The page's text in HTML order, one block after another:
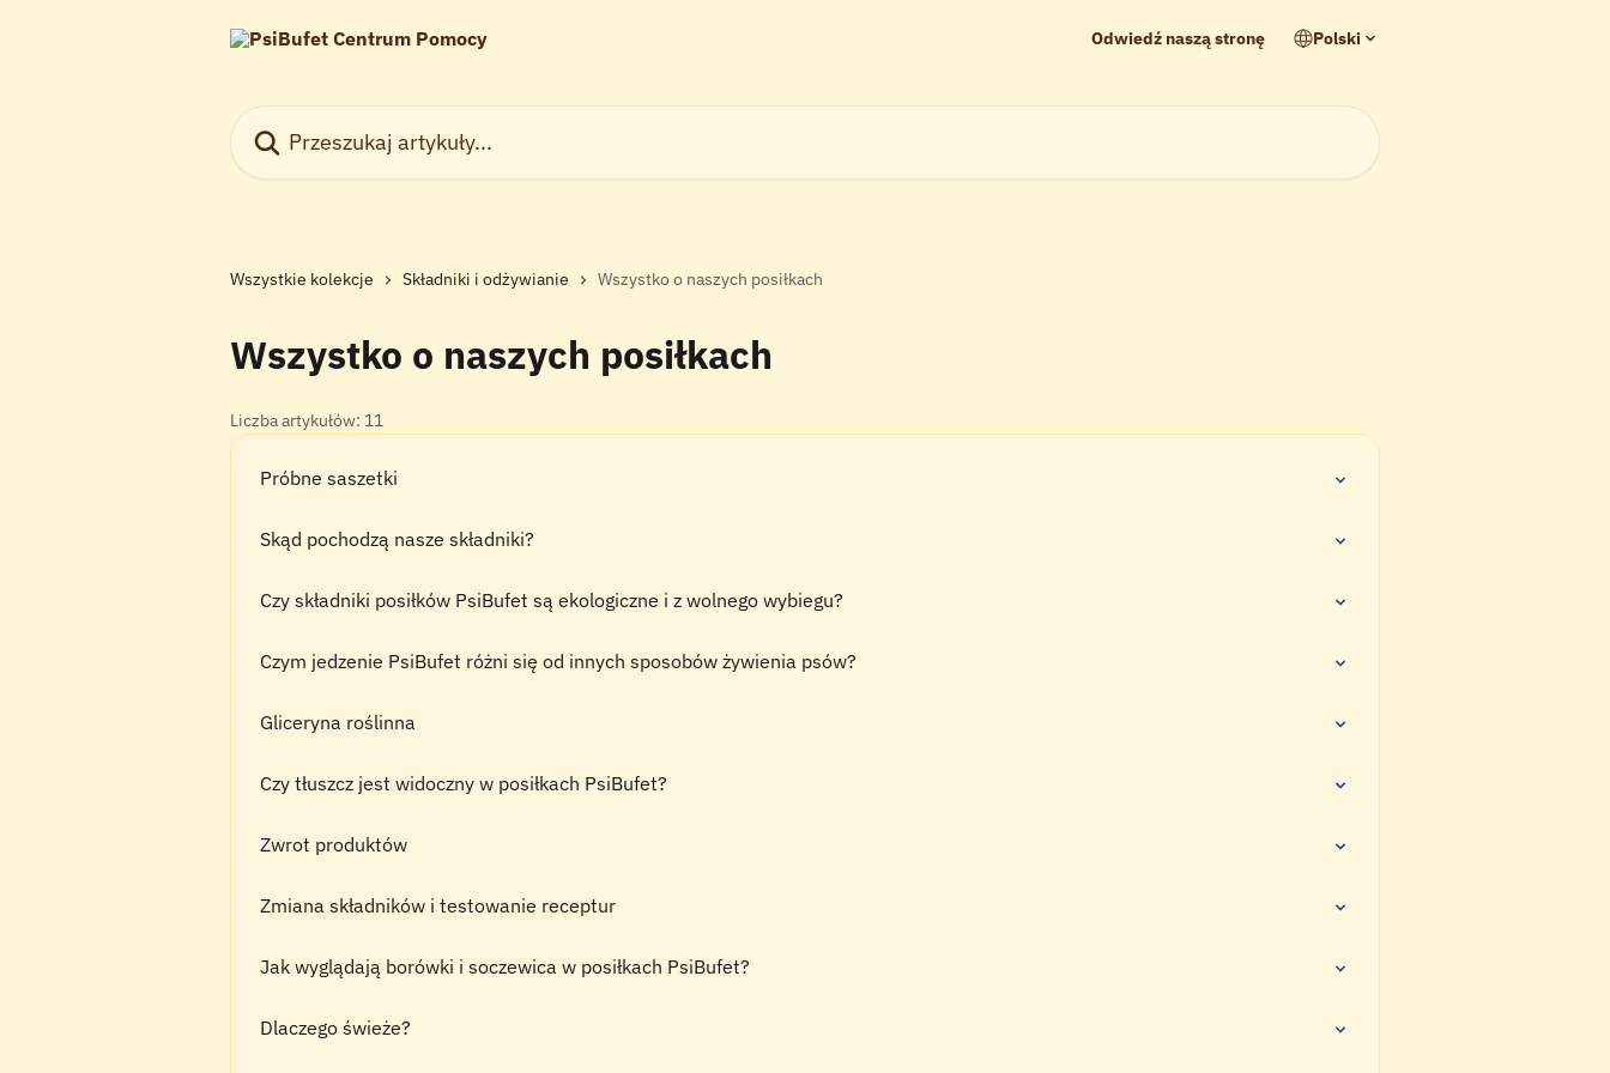
Odwiedź naszą stronę Polski
Wszystkie kolekcje Składniki i odżywianie Wszystko o naszych posiłkach
Wszystko o naszych posiłkach
Liczba artykułów: 11
Próbne saszetki
Skąd pochodzą nasze składniki?
Czy składniki posiłków PsiBufet są ekologiczne i z wolnego wybiegu?
Czym jedzenie PsiBufet różni się od innych sposobów żywienia psów?
Gliceryna roślinna
Czy tłuszcz jest widoczny w posiłkach PsiBufet?
Zwrot produktów
Zmiana składników i testowanie receptur
Jak wyglądają borówki i soczewica w posiłkach PsiBufet?
Dlaczego świeże?